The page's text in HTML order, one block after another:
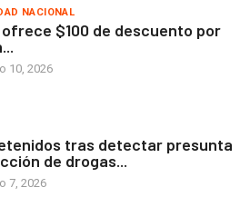
NACIONAL
$100 de descuento por
10, 2026
tras detectar presunta
de drogas...
7, 2026